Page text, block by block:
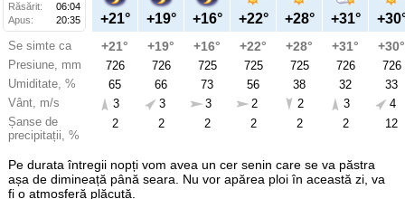
Răsărit:
06:04
Apus:
20:35
Se simte ca
Presiune, mm
Umiditate, %
Vânt, m/s
Șanse de
precipitații, %
+19°
+19°
726
64
3
2
aug +21°
+21°
726
65
3
2
+19°
+19°
726
66
3
2
+16°
+16°
725
73
3
2
+22°
+22°
725
56
2
2
+28°
+28°
725
38
2
2
+31°
+31°
726
32
3
2
+30°
726
33
4
12
Pe durata întregii nopți vom avea un cer senin care se va păstra
așa de dimineață până seara. Nu vor apărea ploi în această zi, va
fi o atmosferă plăcută.